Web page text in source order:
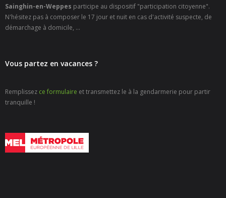
- - Carte Nationale d’Identité
- - Passeport
- Etat civil – Recensement
- Agence postale communale
Sainghin-en-Weppes participe au dispositif "participation citoyenne".
N'hésitez pas à composer le 17 jour et nuit en cas d'activité suspecte, de
démarchage à domicile, ...
Vous partez en vacances ?
Remplissez ce formulaire et transmettez le à la gendarmerie pour partir
tranquille !